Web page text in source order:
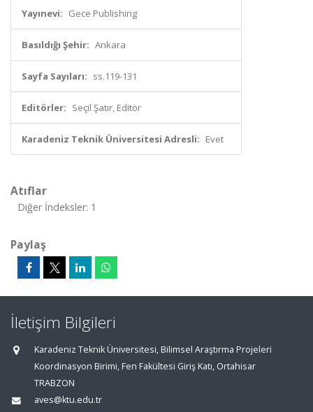
Yayınevi: Gece Publishing
Basıldığı Şehir: Ankara
Sayfa Sayıları: ss.119-131
Editörler: Seçil Şatır, Editör
Karadeniz Teknik Üniversitesi Adresli: Evet
Atıflar
Diğer İndeksler: 1
Paylaş
İletişim Bilgileri
Karadeniz Teknik Üniversitesi, Bilimsel Araştırma Projeleri
Koordinasyon Birimi, Fen Fakültesi Giriş Katı, Ortahisar
TRABZON
aves@ktu.edu.tr